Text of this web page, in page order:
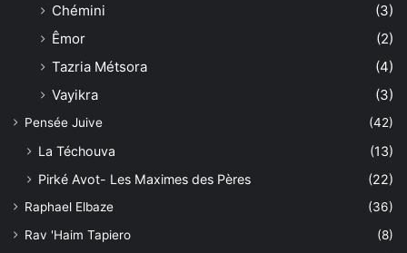
Chémini
(3)
Êmor
(2)
Tazria Métsora
(4)
Vayikra
(3)
Pensée Juive (42)
La Téchouva
(13)
Pirké Avot- Les Maximes des Pères
(22)
Raphael Elbaze
(36)
Rav 'Haim Tapiero
(8)